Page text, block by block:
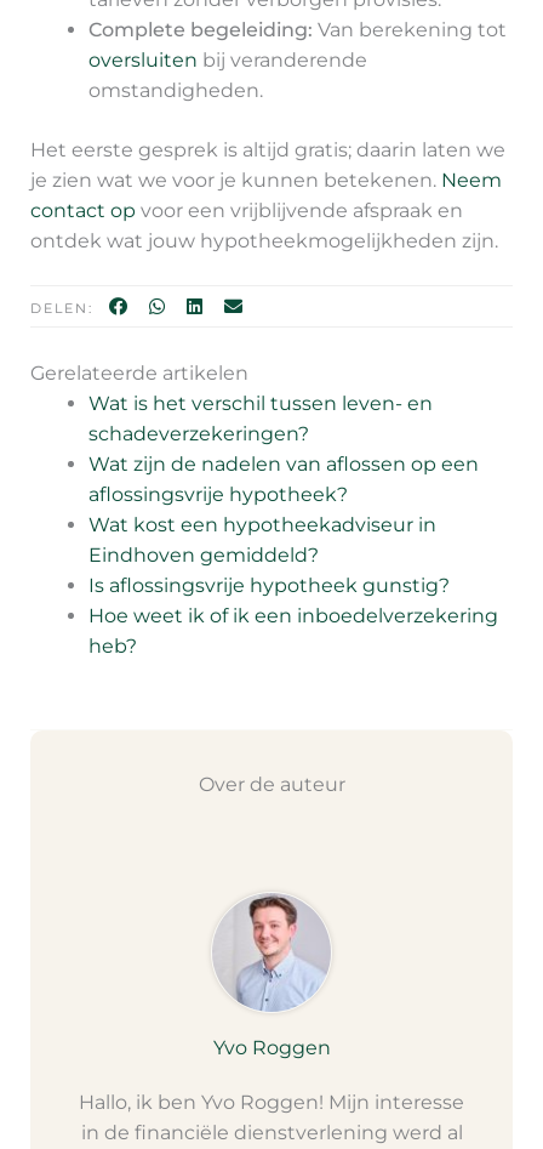
Complete begeleiding: Van berekening tot
oversluiten bij veranderende
omstandigheden.
Het eerste gesprek is altijd gratis; daarin laten we
je zien wat we voor je kunnen betekenen. Neem
contact op voor een vrijblijvende afspraak en
ontdek wat jouw hypotheekmogelijkheden zijn.
DELEN:
Gerelateerde artikelen
Wat is het verschil tussen leven- en
schadeverzekeringen?
Wat zijn de nadelen van aflossen op een
aflossingsvrije hypotheek?
Wat kost een hypotheekadviseur in
Eindhoven gemiddeld?
Is aflossingsvrije hypotheek gunstig?
Hoe weet ik of ik een inboedelverzekering
heb?
Over de auteur
Yvo Roggen
Hallo, ik ben Yvo Roggen! Mijn interesse
in de financiële dienstverlening werd al